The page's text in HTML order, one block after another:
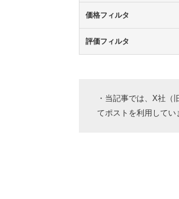
価格フィルタ
評価フィルタ
・当記事では、X社（
てポストを利用してい